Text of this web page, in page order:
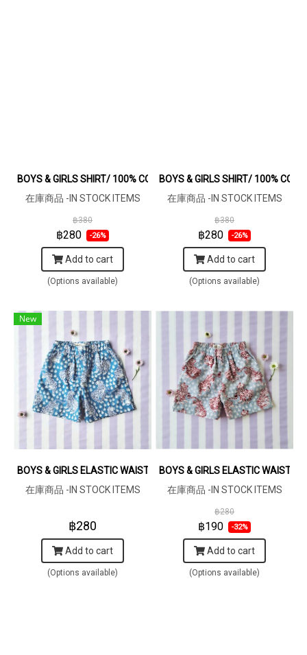
BOYS & GIRLS SHIRT/ 100% COTTON - FABRIC MATERIAL
在庫商品 -IN STOCK ITEMS
฿380
฿280 -26%
Add to cart
(Options available)
BOYS & GIRLS SHIRT/ 100%
在庫商品 -IN STOCK ITEMS
฿380
฿280 -26%
Add to cart
(Options available)
New
BOYS & GIRLS ELASTIC WAISTBAND SHORTS / 100% COTTON
在庫商品 -IN STOCK ITEMS
฿280
Add to cart
(Options available)
BOYS & GIRLS ELASTIC
在庫商品 -IN STOCK ITEMS
฿280
฿190 -32%
Add to cart
(Options available)